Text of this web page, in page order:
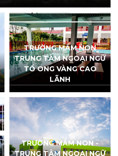
TRƯỜNG MẦM NON
TRUNG TÂM NGOẠI NGỮ
TỔ ONG VÀNG CAO
LÃNH
TRƯỜNG MẦM NON -
TRUNG TÂM NGOẠI NGỮ